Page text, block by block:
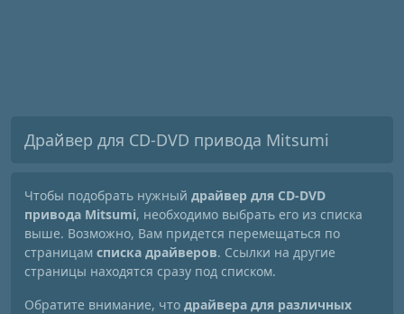
Драйвер для CD-DVD привода Mitsumi
Чтобы подобрать нужный драйвер для CD-DVD
привода Mitsumi, необходимо выбрать его из списка
выше. Возможно, Вам придется перемещаться по
страницам списка драйверов. Ссылки на другие
страницы находятся сразу под списком.
Обратите внимание, что драйвера для различных